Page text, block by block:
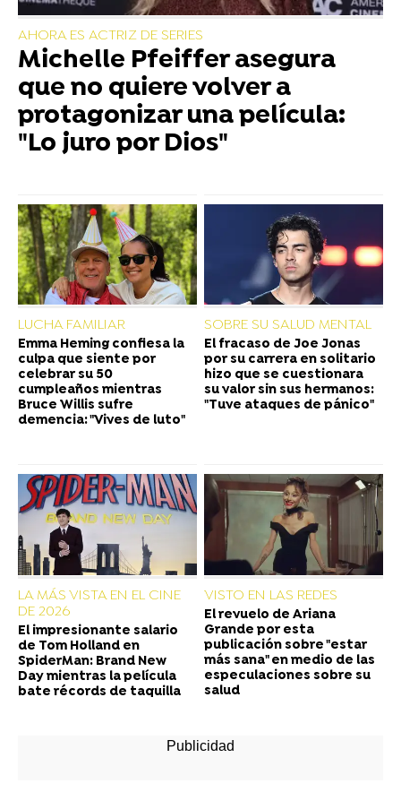
AHORA ES ACTRIZ DE SERIES
Michelle Pfeiffer asegura
que no quiere volver a
protagonizar una película:
"Lo juro por Dios"
LUCHA FAMILIAR
Emma Heming confiesa la
culpa que siente por
celebrar su 50
cumpleaños mientras
Bruce Willis sufre
demencia: "Vives de luto"
SOBRE SU SALUD MENTAL
El fracaso de Joe Jonas
por su carrera en solitario
hizo que se cuestionara
su valor sin sus hermanos:
"Tuve ataques de pánico"
LA MÁS VISTA EN EL CINE
DE 2026
El impresionante salario
de Tom Holland en
SpiderMan: Brand New
Day mientras la película
bate récords de taquilla
VISTO EN LAS REDES
El revuelo de Ariana
Grande por esta
publicación sobre "estar
más sana" en medio de las
especulaciones sobre su
salud